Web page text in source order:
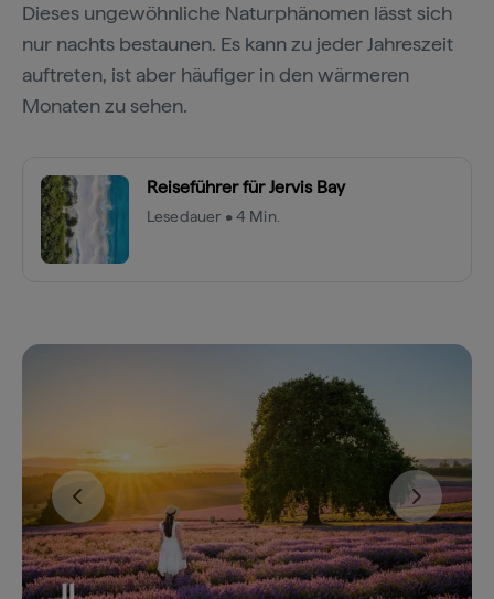
Dieses ungewöhnliche Naturphänomen lässt sich
nur nachts bestaunen. Es kann zu jeder Jahreszeit
auftreten, ist aber häufiger in den wärmeren
Monaten zu sehen.
Reiseführer für Jervis Bay
Lesedauer • 4 Min.